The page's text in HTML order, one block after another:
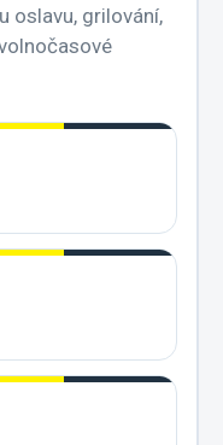
oslavu, grilování,